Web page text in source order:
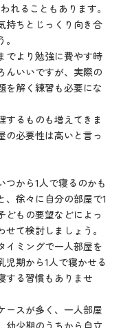
れることもあります。
持ちとじっくり向き合
でより勉強に費やす時
んいいですが、実際の
を解く練習も必要にな
るものも増えてきま
の必要性は高いと言っ
から1人で寝るのかも
徐々に自分の部屋で1
どもの要望などによっ
て検討しましょう。
イミングで一人部屋を
児期から1人で寝かせる
する習慣もありませ
ースが多く、一人部屋
幼少期のうちから自立